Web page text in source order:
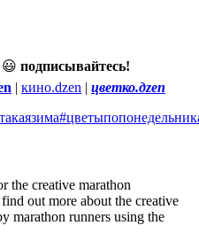
😃 подписывайтесь!
| кино.dzen | цветко.дzen
the creative marathon
out more about the creative
marathon runners using the